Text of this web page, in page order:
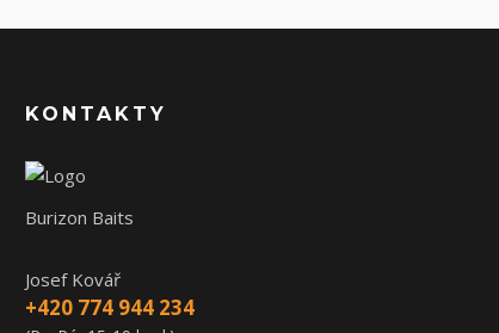
KONTAKTY
Burizon Baits
Josef Kovář
+420 774 944 234